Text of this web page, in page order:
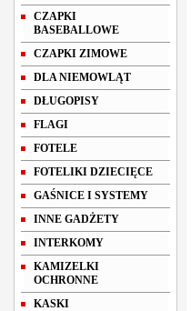
CZAPKI
BASEBALLOWE
CZAPKI ZIMOWE
DLA NIEMOWLĄT
DŁUGOPISY
FLAGI
FOTELE
FOTELIKI DZIECIĘCE
GAŚNICE I SYSTEMY
INNE GADŻETY
INTERKOMY
KAMIZELKI
OCHRONNE
KASKI